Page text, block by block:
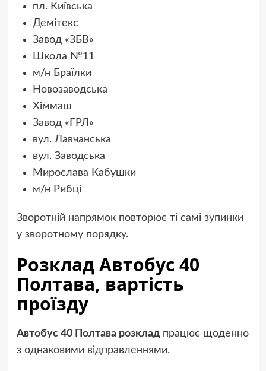
пл. Київська
Демітекс
Завод «ЗБВ»
Школа №11
м/н Браїлки
Новозаводська
Хіммаш
Завод «ГРЛ»
вул. Лавчанська
вул. Заводська
Мирослава Кабушки
м/н Рибці
Зворотній напрямок повторює ті самі зупинки
у зворотному порядку.
Розклад Автобус 40
Полтава, вартість
проїзду
Автобус 40 Полтава розкладпрацює щоденно
з однаковими відправленнями.